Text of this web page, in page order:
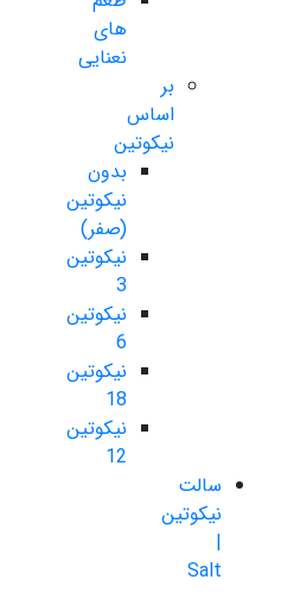
های
نعنایی
بر
اساس
نیکوتین
بدون
نیکوتین
(صفر)
نیکوتین
3
نیکوتین
6
نیکوتین
18
نیکوتین
12
سالت
نیکوتین
|
Salt